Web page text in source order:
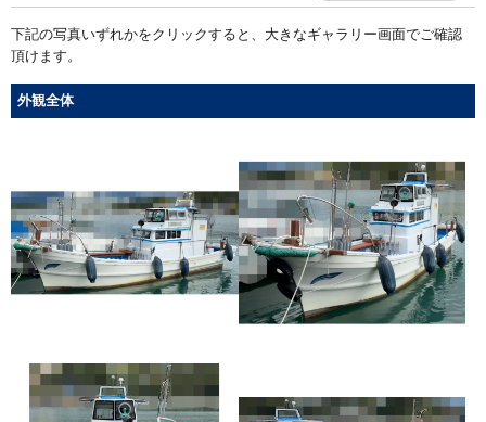
下記の写真いずれかをクリックすると、大きなギャラリー画面でご確認
頂けます。
外観全体